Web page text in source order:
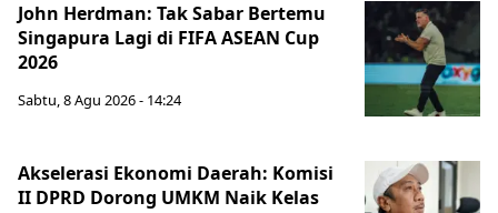
John Herdman: Tak Sabar Bertemu
Singapura Lagi di FIFA ASEAN Cup
2026
Sabtu, 8 Agu 2026 - 14:24
Akselerasi Ekonomi Daerah: Komisi
II DPRD Dorong UMKM Naik Kelas